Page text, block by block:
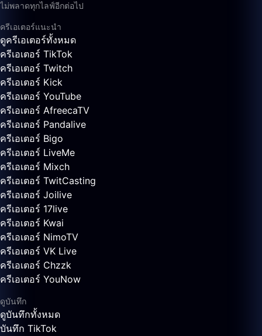
ไม่พลาดทุกไลฟ์อีกต่อไป
ครีเอเตอร์แนะนำ
ดูครีเอเตอร์ทั้งหมด
ครีเอเตอร์ TikTok
ครีเอเตอร์ Twitch
ครีเอเตอร์ Kick
ครีเอเตอร์ YouTube
ครีเอเตอร์ AfreecaTV
ครีเอเตอร์ Pandalive
ครีเอเตอร์ Bigo
ครีเอเตอร์ LiveMe
ครีเอเตอร์ Mixch
ครีเอเตอร์ TwitCasting
ครีเอเตอร์ Joilive
ครีเอเตอร์ 17live
ครีเอเตอร์ Kwai
ครีเอเตอร์ NimoTV
ครีเอเตอร์ VK Live
ครีเอเตอร์ Chzzk
ครีเอเตอร์ YouNow
ดูบันทึก
ดูบันทึกทั้งหมด
บันทึก TikTok